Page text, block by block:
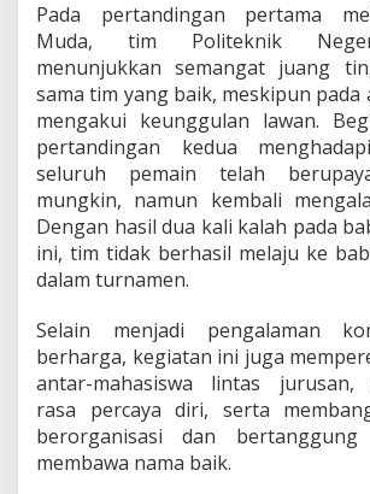
a
3
Pada pertandingan pertama
Muda, tim Politeknik
menunjukkan semangat juang
sama tim yang baik, meskipun
mengakui keunggulan lawan.
pertandingan kedua
seluruh pemain telah
mungkin, namun kembali
Dengan hasil dua kali kalah pada
ini, tim tidak berhasil melaju ke
dalam turnamen.
Selain menjadi pengalaman
berharga, kegiatan ini juga
antar-mahasiswa lintas jurusan,
rasa percaya diri, serta
berorganisasi dan
membawa nama baik.